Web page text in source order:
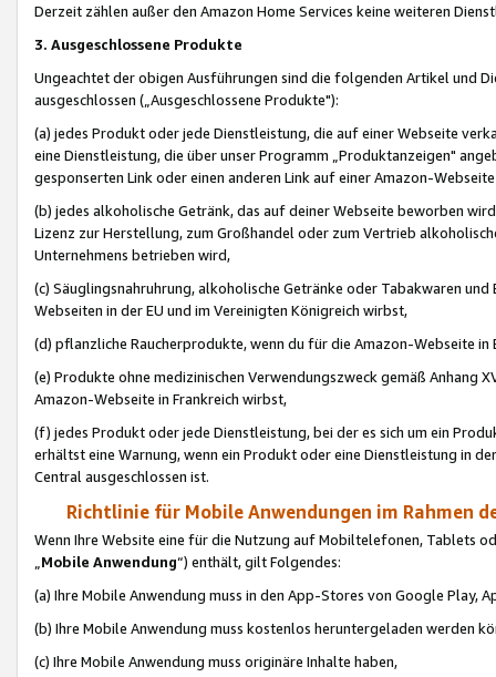
Derzeit zählen außer den Amazon Home Services keine weiteren
3. Ausgeschlossene Produkte
Ungeachtet der obigen Ausführungen sind die folgenden Artikel und
ausgeschlossen („Ausgeschlossene Produkte"):
(a) jedes Produkt oder jede Dienstleistung, die auf einer Webseite
eine Dienstleistung, die über unser Programm „Produktanzeigen"
gesponserten Link oder einen anderen Link auf einer Amazon-
(b) jedes alkoholische Getränk, das auf deiner Webseite beworben
Lizenz zur Herstellung, zum Großhandel oder zum Vertrieb
Unternehmens betrieben wird,
(c) Säuglingsnahruhrung, alkoholische Getränke oder Tabakwaren
Webseiten in der EU und im Vereinigten Königreich wirbst,
(d) pflanzliche Raucherprodukte, wenn du für die Amazon-Webseite in
(e) Produkte ohne medizinischen Verwendungszweck gemäß Anhang
Amazon-Webseite in Frankreich wirbst,
(f) jedes Produkt oder jede Dienstleistung, bei der es sich um ein
erhältst eine Warnung, wenn ein Produkt oder eine Dienstleistung in
Central ausgeschlossen ist.
Richtlinie für Mobile Anwendungen im Rahmen
Wenn Ihre Website eine für die Nutzung auf Mobiltelefonen, Tablets
„Mobile Anwendung“) enthält, gilt Folgendes:
(a) Ihre Mobile Anwendung muss in den App-Stores von Google Play,
(b) Ihre Mobile Anwendung muss kostenlos heruntergeladen werden
(c) Ihre Mobile Anwendung muss originäre Inhalte haben,